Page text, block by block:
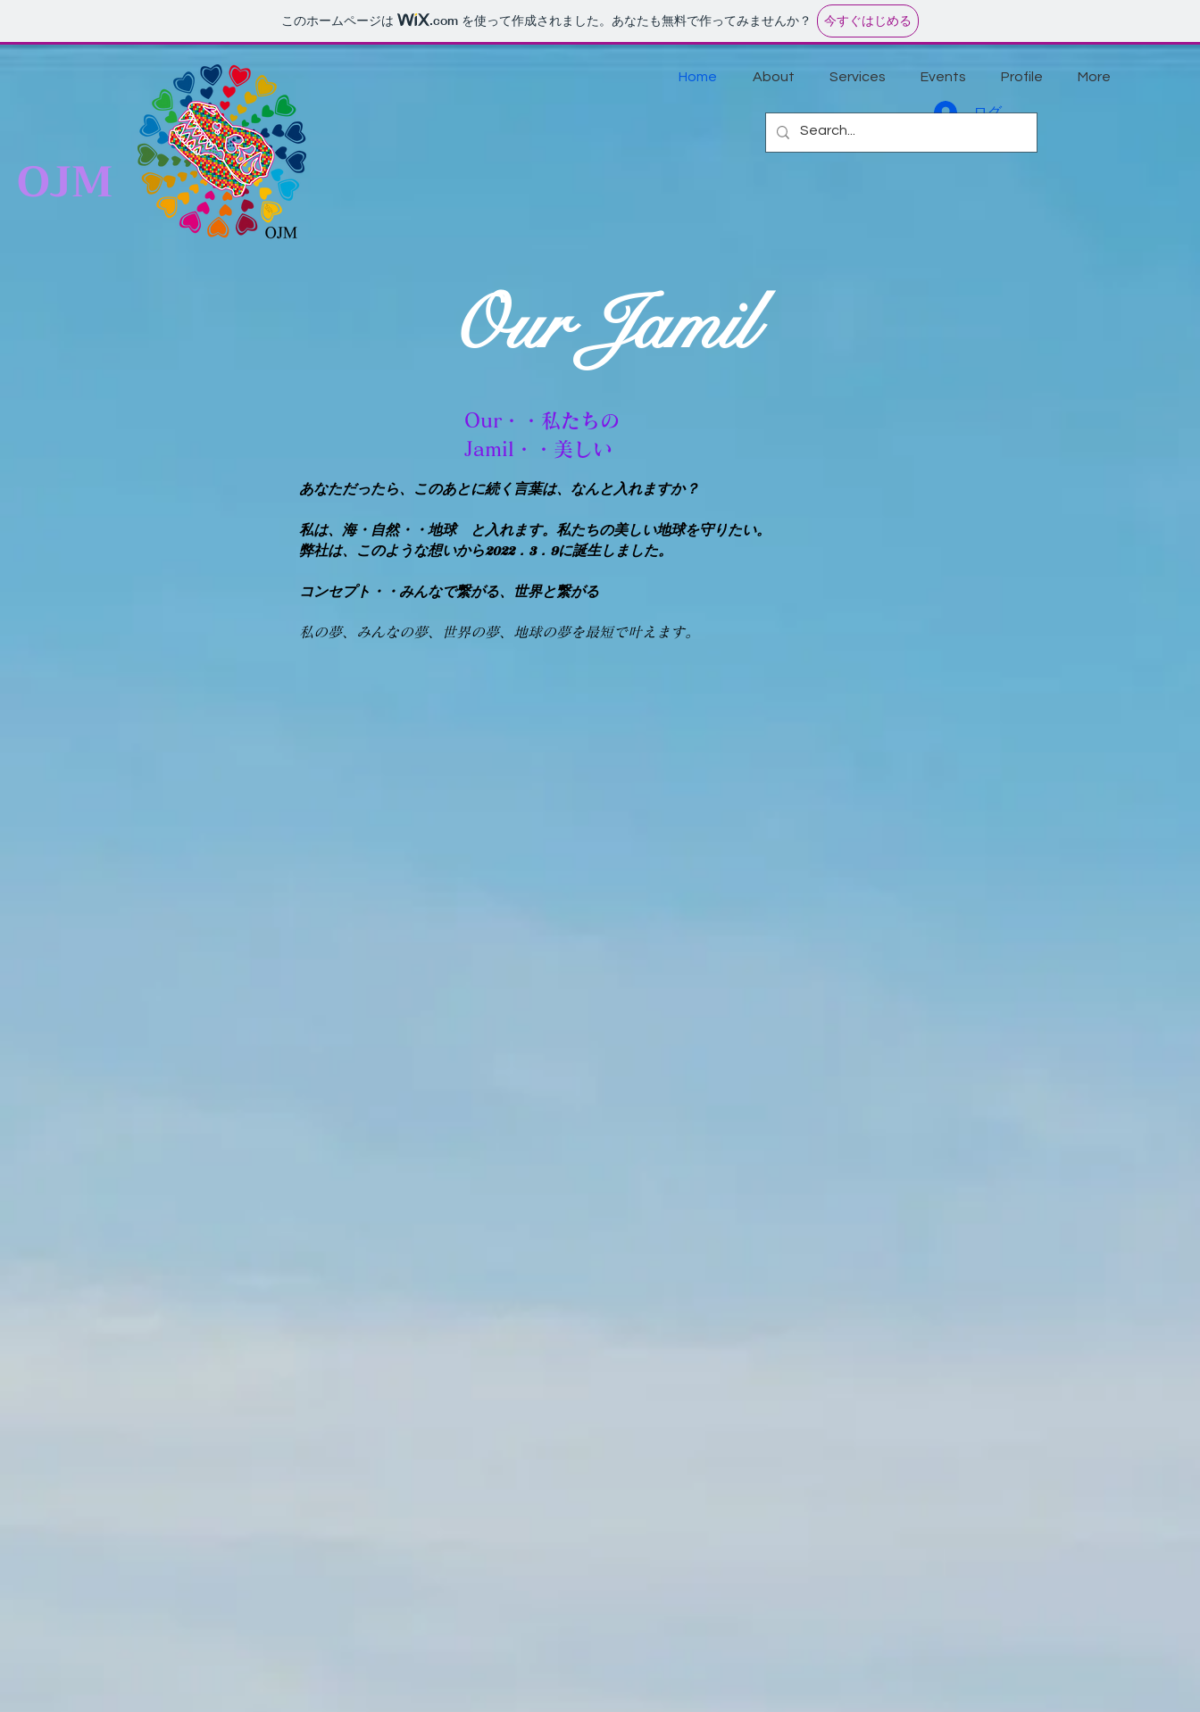
このホームページは .com を使って作成されました。あなたも無料で作ってみませんか？ 今すぐはじめる
OJM
Home About Services Events Profile More
ログイン
​Our Jamil
Our・・私たちの
​Jamil・・美しい
あなただったら、このあとに続く言葉は、なんと入れますか？
私は、海・自然・・地球 と入れます。私たちの美しい地球を守りたい。
​弊社は、このような想いから2022．3．9に誕生しました。
コンセプト・・みんなで繋がる、世界と繋がる
​私の夢、みんなの夢、世界の夢、地球の夢を最短で叶えます。